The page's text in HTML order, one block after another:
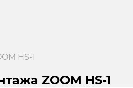
HS-1
ZOOM HS-1